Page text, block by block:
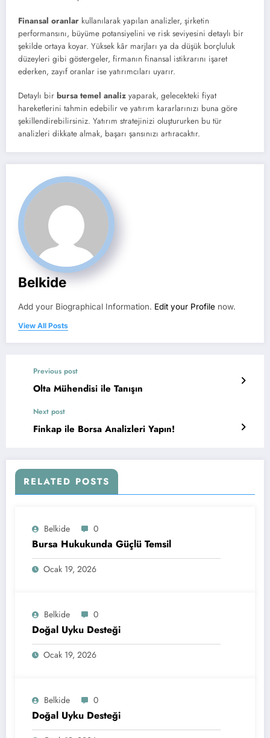
Finansal oranlar kullanılarak yapılan analizler, şirketin
performansını, büyüme potansiyelini ve risk seviyesini detaylı bir
şekilde ortaya koyar. Yüksek kâr marjları ya da düşük borçluluk
düzeyleri gibi göstergeler, firmanın finansal istikrarını işaret
ederken, zayıf oranlar ise yatırımcıları uyarır.
Detaylı bir bursa temel analiz yaparak, gelecekteki fiyat
hareketlerini tahmin edebilir ve yatırım kararlarınızı buna göre
şekillendirebilirsiniz. Yatırım stratejinizi oluştururken bu tür
analizleri dikkate almak, başarı şansınızı artıracaktır.
Belkide
Add your Biographical Information. Edit your Profile now.
View All Posts
Previous post
Olta Mühendisi ile Tanışın
Next post
Finkap ile Borsa Analizleri Yapın!
RELATED POSTS
Belkide 0
Bursa Hukukunda Güçlü Temsil
Ocak 19, 2026
Belkide 0
Doğal Uyku Desteği
Ocak 19, 2026
Belkide 0
Doğal Uyku Desteği